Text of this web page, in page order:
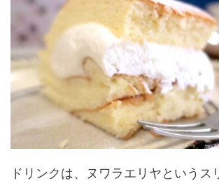
ドリンクは、ヌワラエリヤというス